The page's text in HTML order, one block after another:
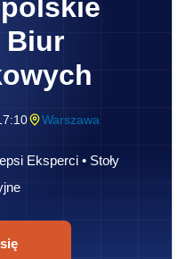
Biur
Warszawa
Eksperci • Stoły